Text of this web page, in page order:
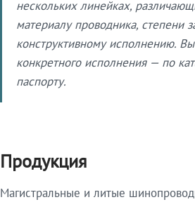
нескольких линейках,
материалу проводника, степени
конструктивному исполнению.
конкретного исполнения — по
паспорту.
Продукция
Магистральные и литые